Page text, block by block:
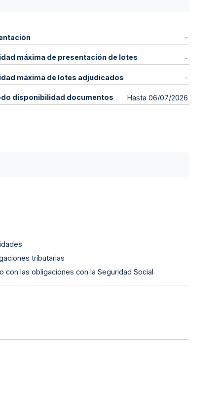
-
máxima de presentación de lotes -
máxima de lotes adjudicados -
disponibilidad documentos Hasta 06/07/2026
tributarias
con las obligaciones con la Seguridad Social